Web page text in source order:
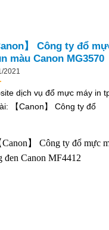
】 Công ty đổ
màu Canon MG3570
2021
dịch vụ đổ mực máy in
【Canon】 Công ty đổ